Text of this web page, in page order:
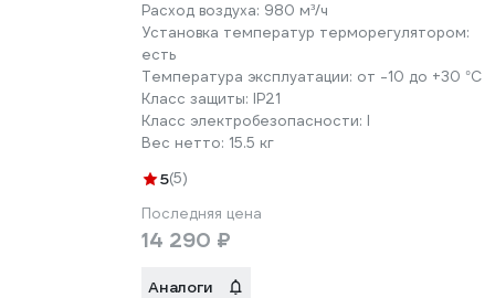
Расход воздуха: 980 м³/ч
Установка температур терморегулятором:
есть
Температура эксплуатации: от -10 до +30 °С
Класс защиты: IP21
Класс электробезопасности: I
Вес нетто: 15.5 кг
5(5)
Последняя цена
14 290 ₽
Аналоги